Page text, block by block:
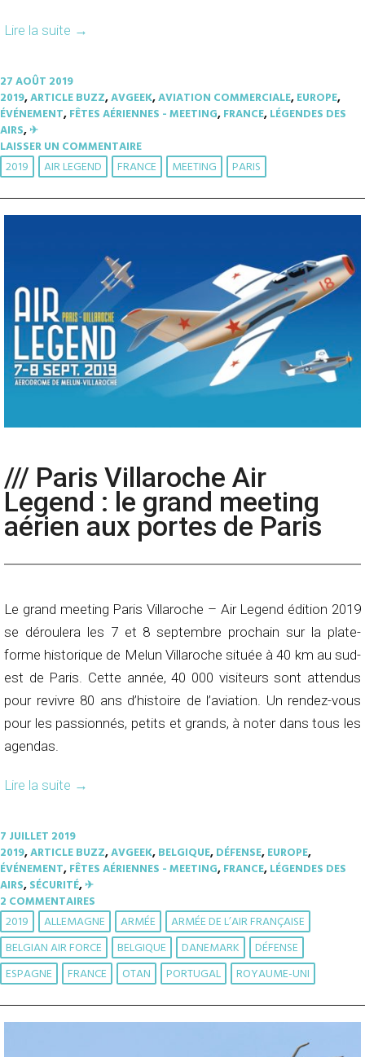
Lire la suite →
27 AOÛT 2019
2019,ARTICLE BUZZ,AVGEEK,AVIATION COMMERCIALE,EUROPE,
ÉVÉNEMENT,FÊTES AÉRIENNES - MEETING,FRANCE,LÉGENDES DES
AIRS,✈︎
LAISSER UN COMMENTAIRE
2019 AIR LEGEND FRANCE MEETING PARIS
/// Paris Villaroche Air
Legend : le grand meeting
aérien aux portes de Paris
Le grand meeting Paris Villaroche – Air Legend édition 2019
se déroulera les 7 et 8 septembre prochain sur la plate-
forme historique de Melun Villaroche située à 40 km au sud-
est de Paris. Cette année, 40 000 visiteurs sont attendus
pour revivre 80 ans d’histoire de l’aviation. Un rendez-vous
pour les passionnés, petits et grands, à noter dans tous les
agendas.
Lire la suite →
7 JUILLET 2019
2019,ARTICLE BUZZ,AVGEEK,BELGIQUE,DÉFENSE,EUROPE,
ÉVÉNEMENT,FÊTES AÉRIENNES - MEETING,FRANCE,LÉGENDES DES
AIRS,SÉCURITÉ,✈︎
2 COMMENTAIRES
2019 ALLEMAGNE ARMÉE
ARMÉE DE L’AIR FRANÇAISE
BELGIAN AIR FORCE
BELGIQUE DANEMARK
DÉFENSE
ESPAGNE
FRANCE OTAN PORTUGAL ROYAUME-UNI